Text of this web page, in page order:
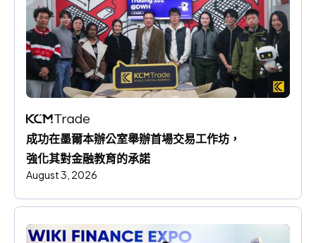
成功在墨爾本辦公室舉辦首場交易工作坊，
強化其對金融教育的承諾
August 3, 2026